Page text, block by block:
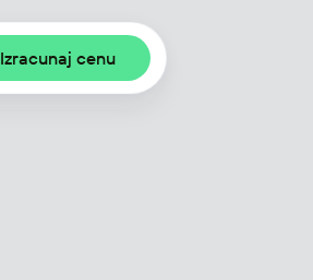
Izracunaj cenu